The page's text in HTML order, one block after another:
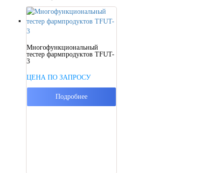
Многофункциональный
тестер фармпродуктов TFUT-
3
ЦЕНА ПО ЗАПРОСУ
Подробнее